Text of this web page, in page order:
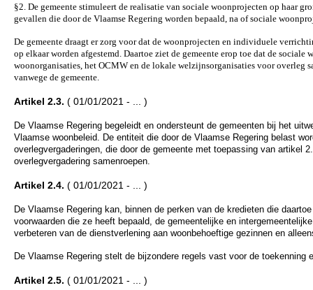
§2. De gemeente stimuleert de realisatie van sociale woonprojecten op haar
gevallen die door de Vlaamse Regering worden bepaald, na of sociale
De gemeente draagt er zorg voor dat de woonprojecten en individuele
op elkaar worden afgestemd. Daartoe ziet de gemeente erop toe dat de
woonorganisaties, het OCMW en de lokale welzijnsorganisaties voor overleg
vanwege de gemeente.
Artikel 2.3. ( 01/01/2021 - ... )
De Vlaamse Regering begeleidt en ondersteunt de gemeenten bij het
Vlaamse woonbeleid. De entiteit die door de Vlaamse Regering belast
overlegvergaderingen, die door de gemeente met toepassing van artikel
overlegvergadering samenroepen.
Artikel 2.4. ( 01/01/2021 - ... )
De Vlaamse Regering kan, binnen de perken van de kredieten die
voorwaarden die ze heeft bepaald, de gemeentelijke en
verbeteren van de dienstverlening aan woonbehoeftige gezinnen en
De Vlaamse Regering stelt de bijzondere regels vast voor de toekenning
Artikel 2.5. ( 01/01/2021 - ... )